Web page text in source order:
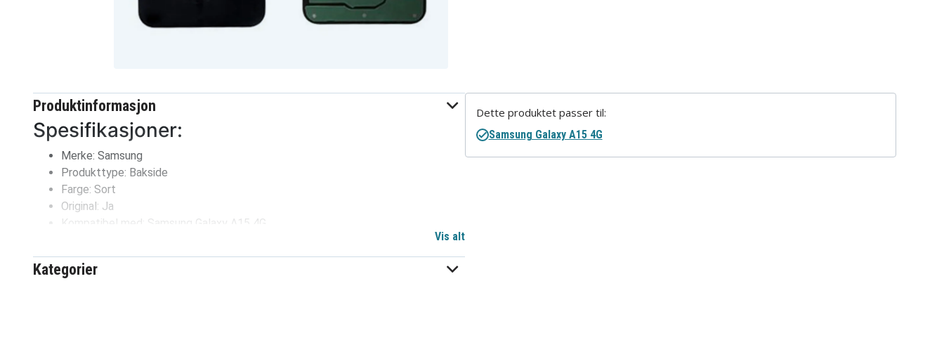
Produktinformasjon
Spesifikasjoner:
Merke: Samsung
Produkttype: Bakside
Farge: Sort
Original: Ja
Kompatibel med: Samsung Galaxy A15 4G
Artikkelnr GH82-33492E
Vis alt
Kategorier
Dette produktet passer til:
Samsung Galaxy A15 4G